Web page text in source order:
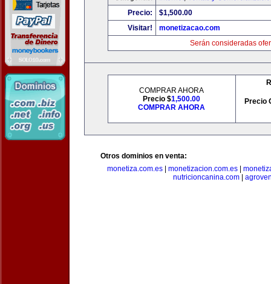
Precio:
$1,500.00
Visitar!
monetizacao.com
Serán consideradas
COMPRAR AHORA
Precio $1,500.00
COMPRAR AHORA
Precio
Otros dominios en venta:
monetiza.com.es| monetizacion.com.es|
nutricioncanina.com